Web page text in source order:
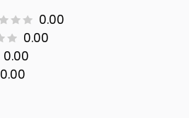
0.00
0.00
0.00
0.00